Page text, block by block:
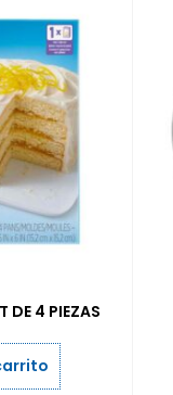
DE 4 PIEZAS